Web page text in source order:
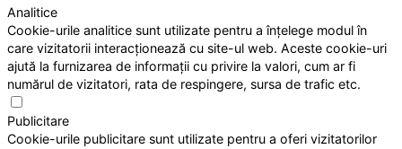
Analitice
Cookie-urile analitice sunt utilizate pentru a înțelege modul în
care vizitatorii interacționează cu site-ul web. Aceste cookie-uri
ajută la furnizarea de informații cu privire la valori, cum ar fi
numărul de vizitatori, rata de respingere, sursa de trafic etc.
Publicitare
Cookie-urile publicitare sunt utilizate pentru a oferi vizitatorilor